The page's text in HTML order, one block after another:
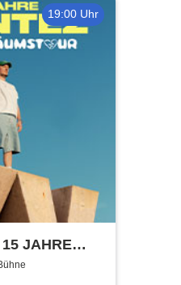
19:00 Uhr
JAHRE